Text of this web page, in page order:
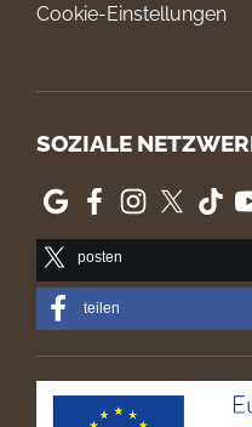
Cookie-Einstellungen
SOZIALE
posten
teilen